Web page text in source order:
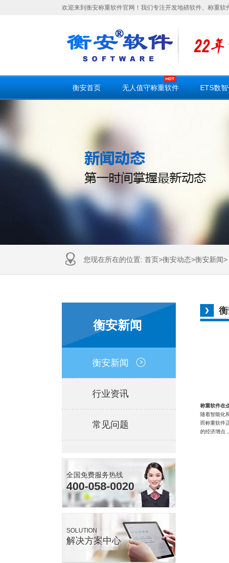
欢迎来到衡安称重软件官网！我们专注开发地磅软件、称重
衡安首页 无人值守称重软件 ETS数
您现在所在的位置: 首页>衡安动态>衡安新闻>
衡安新闻
衡安新闻
行业资讯
常见问题
全国免费服务热线
400-058-0020
SOLUTION
解决方案中心
称重软件在
随着智能化
而称重软件
的经济增点